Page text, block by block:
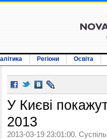
Регіони Освіта
У Києві
2013
2013-03-19 23:01:00.